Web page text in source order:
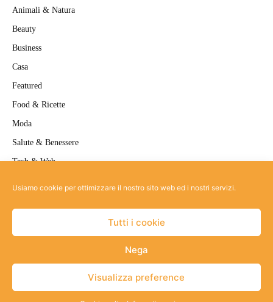
Usiamo cookie per ottimizzare il nostro sito web ed i nostri servizi.
Tutti i cookie
Nega
Visualizza preference
Animali & Natura
Beauty
Business
Casa
Featured
Food & Ricette
Moda
Salute & Benessere
Tech & Web
© Copyright2026 |BELLORA| ALL RIGHTS RESERVED | POWERED BYJA